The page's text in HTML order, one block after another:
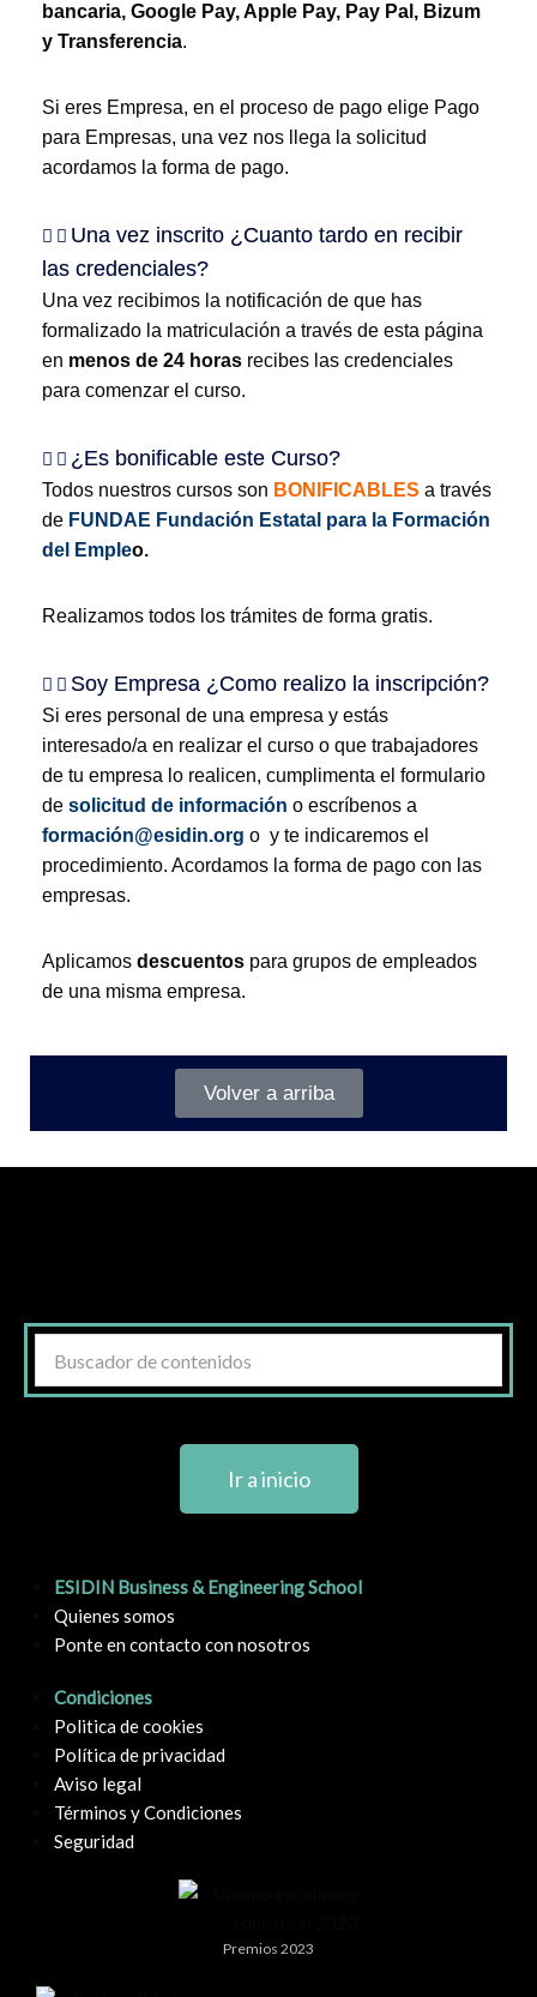
bancaria, Google Pay, Apple Pay, Pay Pal, Bizum
y Transferencia.
Si eres Empresa, en el proceso de pago elige Pago
para Empresas, una vez nos llega la solicitud
acordamos la forma de pago.
Una vez inscrito ¿Cuanto tardo en recibir
las credenciales?
Una vez recibimos la notificación de que has
formalizado la matriculación a través de esta página
en menos de 24 horas recibes las credenciales
para comenzar el curso.
¿Es bonificable este Curso?
Todos nuestros cursos son BONIFICABLES a través
de FUNDAE Fundación Estatal para la Formación
del Empleo.
Realizamos todos los trámites de forma gratis.
Soy Empresa ¿Como realizo la inscripción?
Si eres personal de una empresa y estás
interesado/a en realizar el curso o que trabajadores
de tu empresa lo realicen, cumplimenta el formulario
de solicitud de información o escríbenos a
formación@esidin.org o y te indicaremos el
procedimiento. Acordamos la forma de pago con las
empresas.
Aplicamos descuentos para grupos de empleados
de una misma empresa.
Volver a arriba
Ir a inicio
ESIDIN Business & Engineering School
Quienes somos
Ponte en contacto con nosotros
Condiciones
Politica de cookies
Política de privacidad
Aviso legal
Términos y Condiciones
Seguridad
Premios 2023